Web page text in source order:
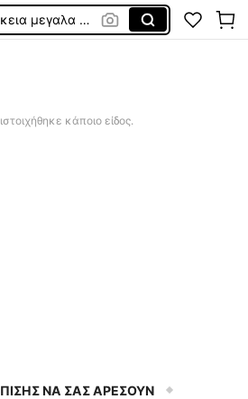
μαγιο γυναικεια μεγαλα μεγεθη
κάποιο είδος.
ΝΑ ΣΑΣ ΑΡΕΣΟΥΝ